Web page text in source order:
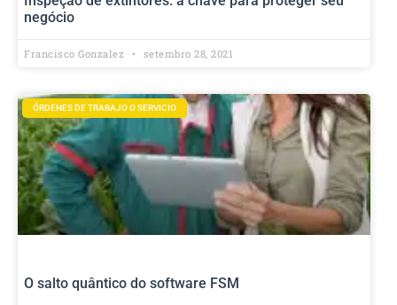
negócio
Francisco Gonzalez setembro 28, 2021
ÓRDENES DE TRABAJO O SERVICIO
O salto quântico do software FSM